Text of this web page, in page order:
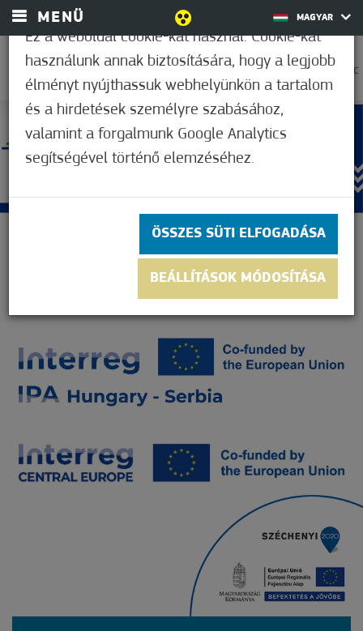
MENÜ MAGYAR
35,0°C
Ez a weboldal cookie-kat használ. Cookie-kat
használunk annak biztosítására, hogy a legjobb
élményt nyújthassuk webhelyünkön a tartalom
és a hirdetések személyre szabásához,
valamint a forgalmunk Google Analytics
segítségével történő elemzéséhez.
ÖSSZES SÜTI ELFOGADÁSA
BEÁLLÍTÁSOK MÓDOSÍTÁSA